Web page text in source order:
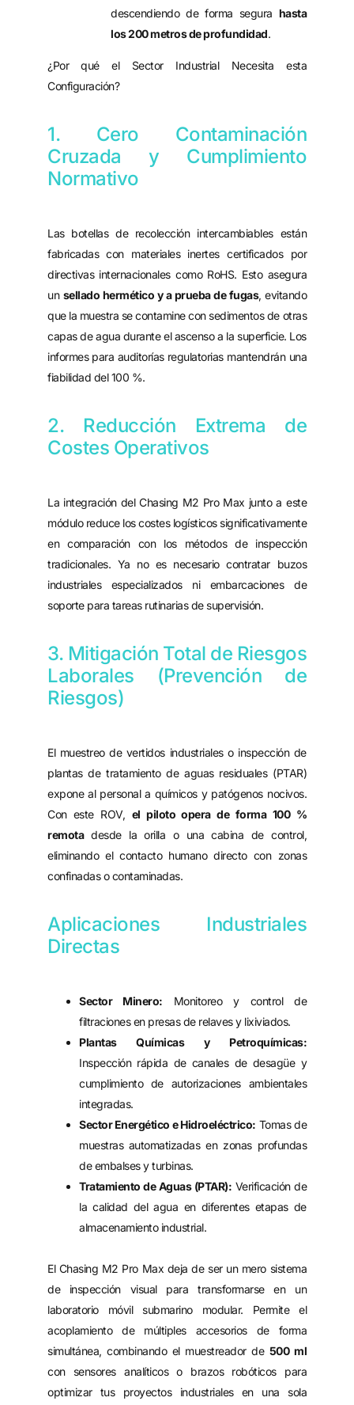
descendiendo de forma segura hasta
los 200 metros de profundidad.
¿Por qué el Sector Industrial Necesita esta
Configuración?
1. Cero Contaminación
Cruzada y Cumplimiento
Normativo
Las botellas de recolección intercambiables están
fabricadas con materiales inertes certificados por
directivas internacionales como RoHS. Esto asegura
un sellado hermético y a prueba de fugas, evitando
que la muestra se contamine con sedimentos de otras
capas de agua durante el ascenso a la superficie. Los
informes para auditorías regulatorias mantendrán una
fiabilidad del 100 %.
2. Reducción Extrema de
Costes Operativos
La integración del Chasing M2 Pro Max junto a este
módulo reduce los costes logísticos significativamente
en comparación con los métodos de inspección
tradicionales. Ya no es necesario contratar buzos
industriales especializados ni embarcaciones de
soporte para tareas rutinarias de supervisión.
3. Mitigación Total de Riesgos
Laborales (Prevención de
Riesgos)
El muestreo de vertidos industriales o inspección de
plantas de tratamiento de aguas residuales (PTAR)
expone al personal a químicos y patógenos nocivos.
Con este ROV, el piloto opera de forma 100 %
remotadesde la orilla o una cabina de control,
eliminando el contacto humano directo con zonas
confinadas o contaminadas.
Aplicaciones Industriales
Directas
Sector Minero: Monitoreo y control de
filtraciones en presas de relaves y lixiviados.
Plantas Químicas y Petroquímicas:
Inspección rápida de canales de desagüe y
cumplimiento de autorizaciones ambientales
integradas.
Sector Energético e Hidroeléctrico: Tomas de
muestras automatizadas en zonas profundas
de embalses y turbinas.
Tratamiento de Aguas (PTAR): Verificación de
la calidad del agua en diferentes etapas de
almacenamiento industrial.
El Chasing M2 Pro Max deja de ser un mero sistema
de inspección visual para transformarse en un
laboratorio móvil submarino modular. Permite el
acoplamiento de múltiples accesorios de forma
simultánea, combinando el muestreador de 500 ml
con sensores analíticos o brazos robóticos para
optimizar tus proyectos industriales en una sola